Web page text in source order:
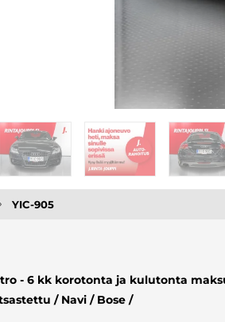
YIC-905
- 6 kk korotonta ja kulutonta
/ Navi / Bose /